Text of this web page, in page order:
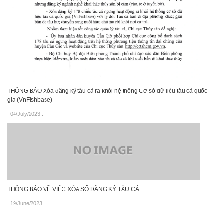
THÔNG BÁO Xóa đăng ký tàu cá ra khỏi hệ thống Cơ sở dữ liệu tàu cá quốc
gia (VnFishbase)
04/July/2023
THÔNG BÁO VỀ VIỆC XÓA SỐ ĐĂNG KÝ TÀU CÁ
19/June/2023